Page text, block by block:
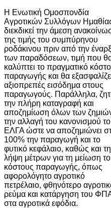
Η Ενωτική Ομοσπονδία
Αγροτικών Συλλόγων
διεκδικεί την άμεση
της τιμής του συμπύρηνου
ροδάκινου πριν από την
των παραδόσεων, τιμή που
καλύπτει το πραγματικό
παραγωγής και θα
αξιοπρεπές εισόδημα στους
παραγωγούς. Παράλληλα,
την πλήρη καταγραφή και
αποζημίωση όλων των
την αλλαγή του κανονισμού
ΕΛΓΑ ώστε να αποζημιώνει
100% την παραγωγή και το
φυτικό κεφάλαιο, καθώς και τη
λήψη μέτρων για τη μείωση
κόστους παραγωγής, όπως
αφορολόγητο αγροτικό
πετρέλαιο, φθηνότερο
ρεύμα και κατάργηση του
στα αγροτικά εφόδια.